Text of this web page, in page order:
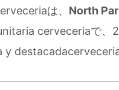
は、 North
cerveceriaで、
destacadacerveceria